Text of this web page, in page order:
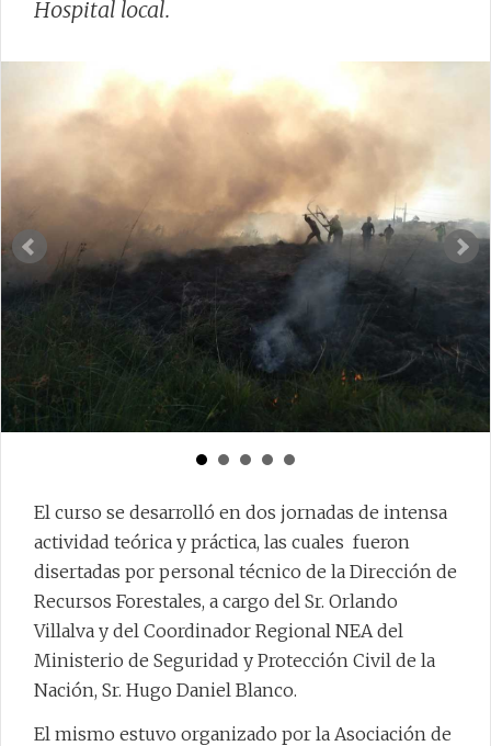
Hospital local.
El curso se desarrolló en dos jornadas de intensa
actividad teórica y práctica, las cuales fueron
disertadas por personal técnico de la Dirección de
Recursos Forestales, a cargo del Sr. Orlando
Villalva y del Coordinador Regional NEA del
Ministerio de Seguridad y Protección Civil de la
Nación, Sr. Hugo Daniel Blanco.
El mismo estuvo organizado por la Asociación de